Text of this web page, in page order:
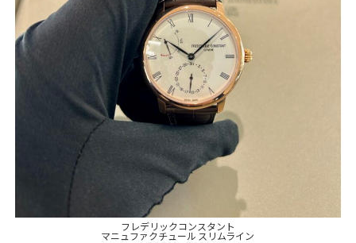
フレデリックコンスタント
マニュファクチュール スリムライン